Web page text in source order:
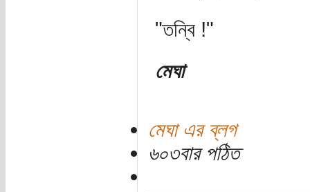
"তন্বি !"
মেঘা
মেঘা এর ব্লগ
৬০৩বার পঠিত